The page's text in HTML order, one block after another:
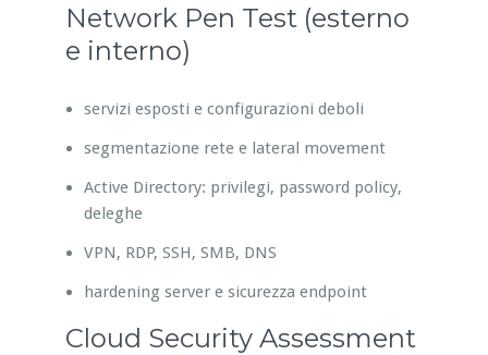
Network Pen Test (esterno
e interno)
servizi esposti e configurazioni deboli
segmentazione rete e lateral movement
Active Directory: privilegi, password policy,
deleghe
VPN, RDP, SSH, SMB, DNS
hardening server e sicurezza endpoint
Cloud Security Assessment